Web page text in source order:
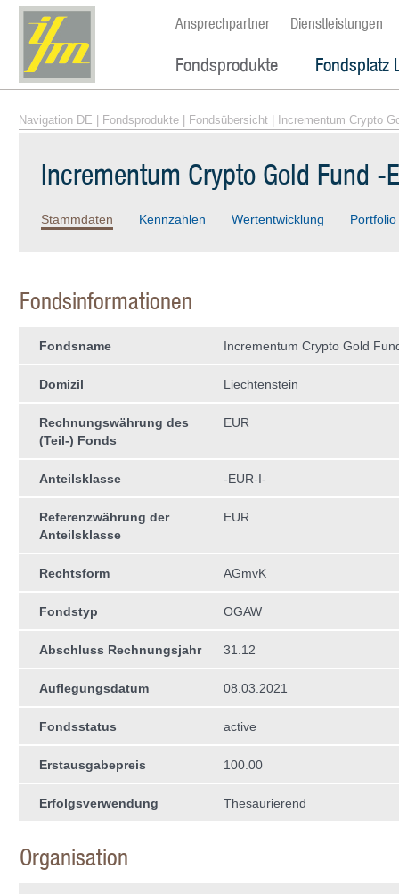
Ansprechpartner Dienstleistungen
Fondsprodukte Fondsplatz
Navigation DE Fondsprodukte Fondsübersicht | Incrementum Crypto
Incrementum Crypto Gold Fund -
Stammdaten Kennzahlen Wertentwicklung Portfolio
Fondsinformationen
Fondsname Incrementum Crypto Gold
Domizil Liechtenstein
Rechnungswährung des
(Teil-) Fonds
EUR
Anteilsklasse -EUR-I-
Referenzwährung der
Anteilsklasse
EUR
Rechtsform AGmvK
Fondstyp OGAW
Abschluss Rechnungsjahr 31.12
Auflegungsdatum 08.03.2021
Fondsstatus active
Erstausgabepreis 100.00
Erfolgsverwendung Thesaurierend
Organisation